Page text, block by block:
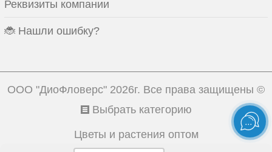
Реквизиты компании
🐞 Нашли ошибку?
ООО "ДиоФловерс" 2026г. Все права защищены ©
Выбрать категорию
Цветы и растения оптом